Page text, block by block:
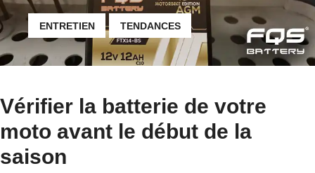
ENTRETIEN TENDANCES
Vérifier la batterie de votre
moto avant le début de la
saison